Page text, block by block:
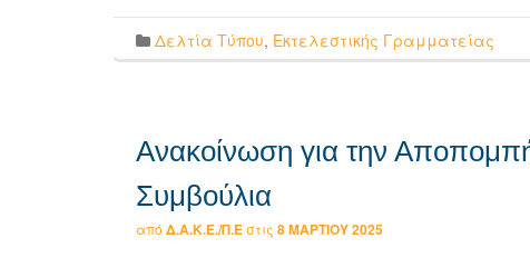
Δελτία Τύπου, Εκτελεστικής Γραμματείας
Ανακοίνωση για την
Συμβούλια
από Δ.Α.Κ.Ε./Π.Εστις 8 ΜΑΡΤΊΟΥ 2025